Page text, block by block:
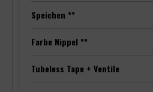
Speichen **
Farbe Nippel **
Tubeless Tape + Ventile